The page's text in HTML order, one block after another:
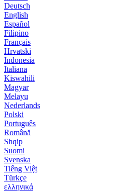
Deutsch
English
Español
Filipino
Français
Hrvatski
Indonesia
Italiana
Kiswahili
Magyar
Melayu
Nederlands
Polski
Português
Română
Shqip
Suomi
Svenska
Tiếng Việt
Türkçe
ελληνικά